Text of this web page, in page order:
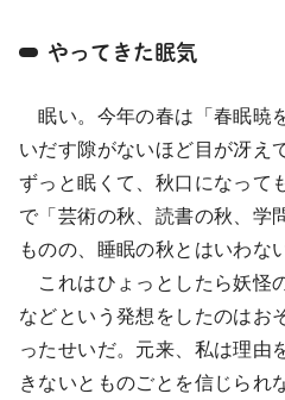
やってきた眠気
眠い。今年の春は「春眠暁
いだす隙がないほど目が冴え
ずっと眠くて、秋口になって
で「芸術の秋、読書の秋、学
ものの、睡眠の秋とはいわな
これはひょっとしたら妖怪
などという発想をしたのはお
ったせいだ。元来、私は理由
きないとものごとを信じられ